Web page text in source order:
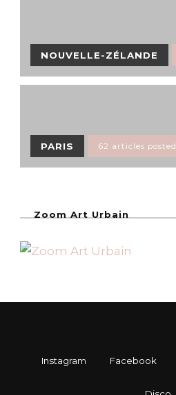
NOUVELLE-ZÉLANDE
PARIS 62 articles posted
Zoom Art Urbain